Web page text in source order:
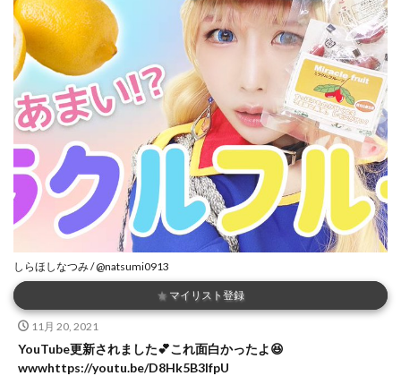
しらほしなつみ / @natsumi0913
★ マイリスト登録
11月 20, 2021
YouTube更新されました💕これ面白かったよ😆
wwwhttps://youtu.be/D8Hk5B3IfpU